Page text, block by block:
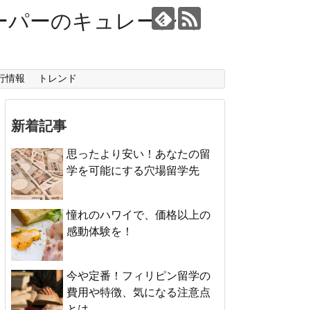
パーのキュレーショ
情報 トレンド
新着記事
思ったより安い！あなたの留
学を可能にする穴場留学先
憧れのハワイで、価格以上の
感動体験を！
今や定番！フィリピン留学の
費用や特徴、気になる注意点